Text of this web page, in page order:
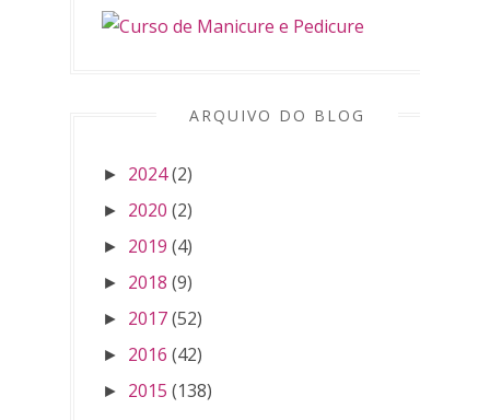
ARQUIVO DO BLOG
► 2024(2)
► 2020 (2)
► 2019 (4)
► 2018 (9)
► 2017(52)
► 2016 (42)
► 2015 (138)